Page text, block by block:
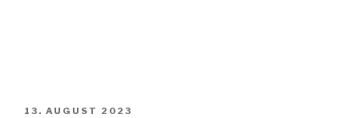
VERÖFFENTLICHT
13. AUGUST 2023